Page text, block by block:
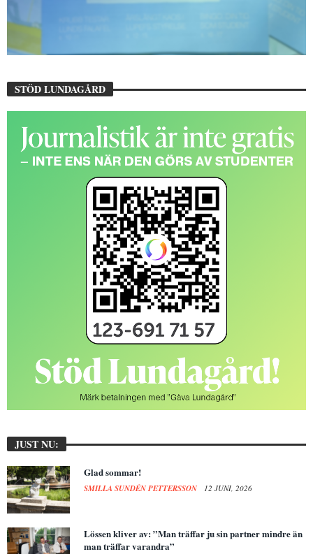
STÖD LUNDAGÅRD
JUST NU:
Glad sommar!
SMILLA SUNDÉN PETTERSSON 12 JUNI, 2026
Lössen kliver av: ”Man träffar ju sin partner mindre än
man träffar varandra”